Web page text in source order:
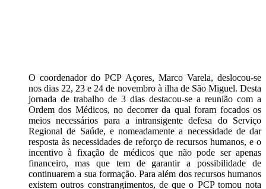
O coordenador do PCP Açores, Marco Varela, deslocou-se
nos dias 22, 23 e 24 de novembro à ilha de São Miguel. Desta
jornada de trabalho de 3 dias destacou-se a reunião com a
Ordem dos Médicos, no decorrer da qual foram focados os
meios necessários para a intransigente defesa do Serviço
Regional de Saúde, e nomeadamente a necessidade de dar
resposta às necessidades de reforço de recursos humanos, e o
incentivo à fixação de médicos que não pode ser apenas
financeiro, mas que tem de garantir a possibilidade de
continuarem a sua formação. Para além dos recursos humanos
existem outros constrangimentos, de que o PCP tomou nota